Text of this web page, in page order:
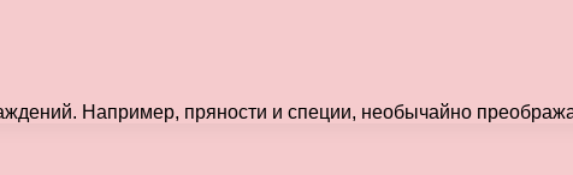
Например, пряности и специи, необычайно